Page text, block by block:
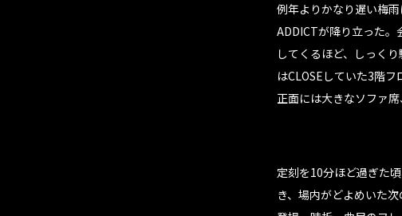
例年よりかなり遅い梅
ADDICTが降り立った。
してくるほど、しっく
はCLOSEしていた3階
正面には大きなソファ
定刻を10分ほど過ぎた
き、場内がどよめいた